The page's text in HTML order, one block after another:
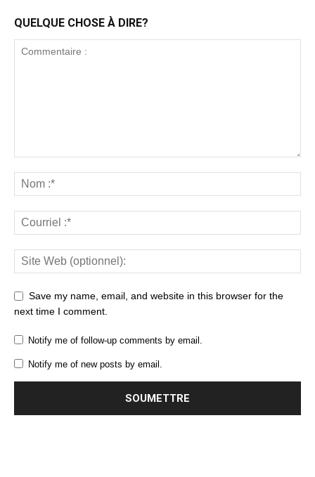
QUELQUE CHOSE À DIRE?
Save my name, email, and website in this browser for the
next time I comment.
Notify me of follow-up comments by email.
Notify me of new posts by email.